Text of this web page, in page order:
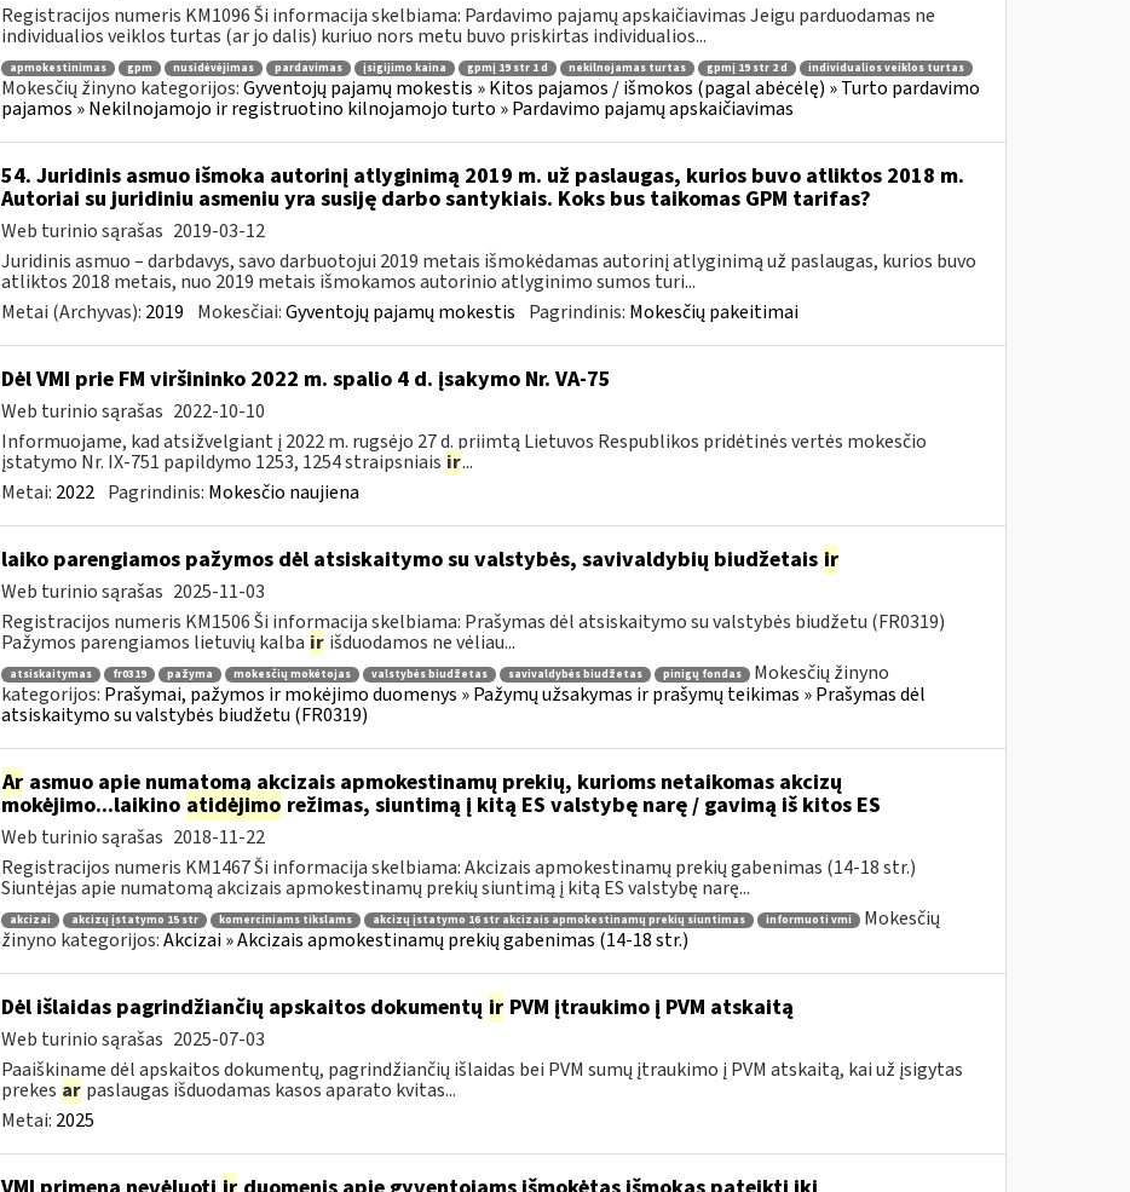
Registracijos numeris KM1096 Ši informacija skelbiama: Pardavimo pajamų apskaičiavimas Jeigu parduodamas ne
individualios veiklos turtas (ar jo dalis) kuriuo nors metu buvo priskirtas individualios...
apmokestinimas gpm nusidėvėjimas pardavimas įsigijimo kaina gpmį 19 str 1 d nekilnojamas turtas gpmį 19 str 2 d individualios veiklos turtas
Mokesčių žinyno kategorijos:Gyventojų pajamų mokestis » Kitos pajamos / išmokos (pagal abėcėlę) » Turto pardavimo
pajamos » Nekilnojamojo ir registruotino kilnojamojo turto » Pardavimo pajamų apskaičiavimas
54. Juridinis asmuo išmoka autorinį atlyginimą 2019 m. už paslaugas, kurios buvo atliktos 2018 m.
Autoriai su juridiniu asmeniu yra susiję darbo santykiais. Koks bus taikomas GPM tarifas?
Web turinio sąrašas 2019-03-12
Juridinis asmuo – darbdavys, savo darbuotojui 2019 metais išmokėdamas autorinį atlyginimą už paslaugas, kurios buvo
atliktos 2018 metais, nuo 2019 metais išmokamos autorinio atlyginimo sumos turi...
Metai (Archyvas): 2019 Mokesčiai:Gyventojų pajamų mokestis Pagrindinis: Mokesčių pakeitimai
Dėl VMI prie FM viršininko 2022 m. spalio 4 d. įsakymo Nr. VA-75
Web turinio sąrašas 2022-10-10
Informuojame, kad atsižvelgiant į 2022 m. rugsėjo 27 d. priimtą Lietuvos Respublikos pridėtinės vertės mokesčio
įstatymo Nr. IX-751 papildymo 1253, 1254 straipsniais ir...
Metai: 2022 Pagrindinis: Mokesčio naujiena
laiko parengiamos pažymos dėl atsiskaitymo su valstybės, savivaldybių biudžetais ir
Web turinio sąrašas 2025-11-03
Registracijos numeris KM1506 Ši informacija skelbiama: Prašymas dėl atsiskaitymo su valstybės biudžetu (FR0319)
Pažymos parengiamos lietuvių kalba ir išduodamos ne vėliau...
atsiskaitymas fr0319 pažyma mokesčių mokėtojas valstybės biudžetas savivaldybės biudžetas pinigų fondas
Mokesčių žinyno
kategorijos: Prašymai, pažymos ir mokėjimo duomenys » Pažymų užsakymas ir prašymų teikimas » Prašymas dėl
atsiskaitymo su valstybės biudžetu (FR0319)
Arasmuo apie numatomą akcizais apmokestinamų prekių, kurioms netaikomas akcizų
mokėjimo...laikino atidėjimo režimas, siuntimą į kitą ES valstybę narę / gavimą iš kitos ES
Web turinio sąrašas 2018-11-22
Registracijos numeris KM1467 Ši informacija skelbiama: Akcizais apmokestinamų prekių gabenimas (14-18 str.)
Siuntėjas apie numatomą akcizais apmokestinamų prekių siuntimą į kitą ES valstybę narę...
akcizai akcizų įstatymo 15 str komerciniams tikslams akcizų įstatymo 16 str akcizais apmokestinamų prekių siuntimas informuoti vmi
Mokesčių
žinyno kategorijos:Akcizai » Akcizais apmokestinamų prekių gabenimas (14-18 str.)
Dėl išlaidas pagrindžiančių apskaitos dokumentų irPVM įtraukimo į PVM atskaitą
Web turinio sąrašas 2025-07-03
Paaiškiname dėl apskaitos dokumentų, pagrindžiančių išlaidas bei PVM sumų įtraukimo į PVM atskaitą, kai už įsigytas
prekes ar paslaugas išduodamas kasos aparato kvitas...
Metai: 2025